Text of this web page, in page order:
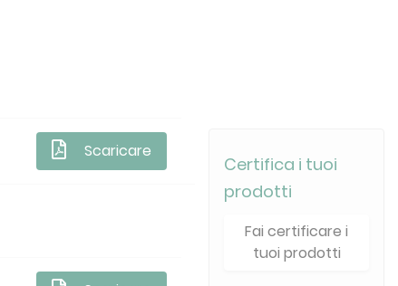
Scaricare
Certifica i tuoi
prodotti
Fai certificare i
tuoi prodotti